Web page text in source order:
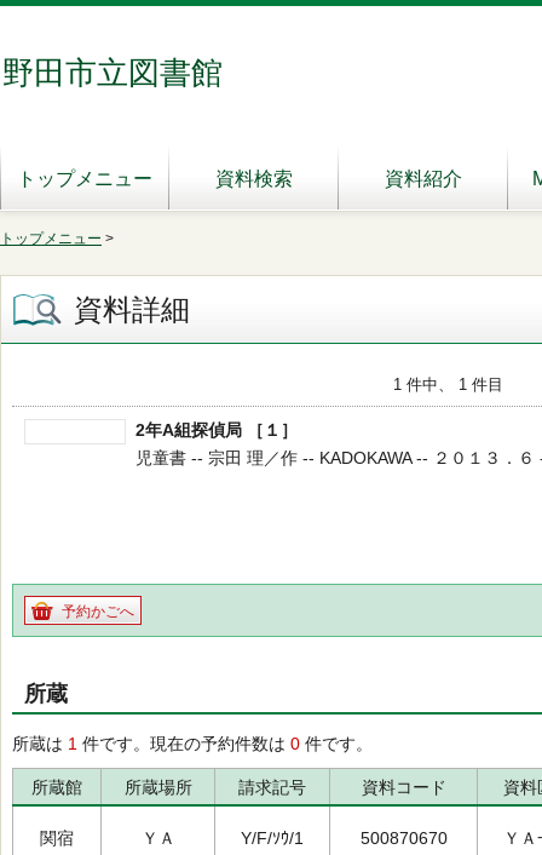
野田市立図書館
トップメニュー 資料検索 資料紹介
トップメニュー >
資料詳細
1 件中、 1 件目
2年A組探偵局 ［１］
児童書 -- 宗田 理／作 -- KADOKAWA -- ２０１３．６
予約かごへ
所蔵
所蔵は 1 件です。現在の予約件数は 0 件です。
所蔵館 所蔵場所 請求記号 資料コード 資料
関宿 ＹＡ Y/F/ｿｳ/1 500870670 Ｙ